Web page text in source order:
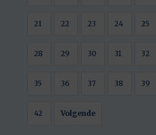
21 22 23 24 25
28 29 30 31 32
35 36 37 38 39
42 Volgende